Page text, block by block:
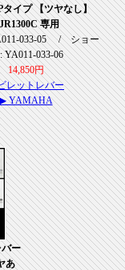
タイプ 【ツヤなし】
専用
033-05 / ショー
YA011-033-06
14,850円
レットレバー
YAMAHA
ー
あ